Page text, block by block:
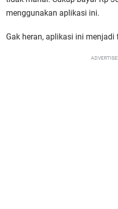
menggunakan aplikasi ini.
Gak heran, aplikasi ini